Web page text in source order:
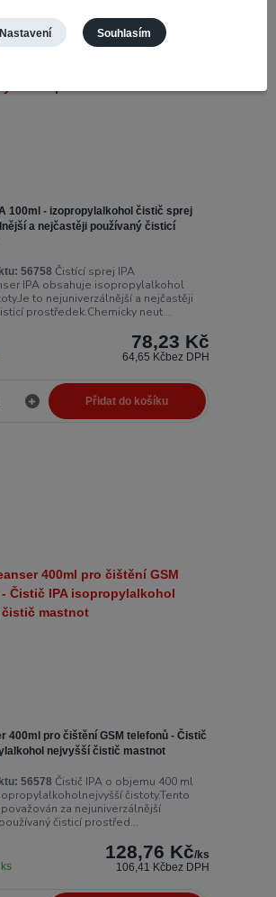
100ml - izopropylalkohol čistič sprej
a nejčastěji používaný čisticí
56758 Čistící sprej IPA
IPA obsahuje isopropylalkohol
to nejuniverzálnější a nejčastěji
prostředek.Chemicky neut...
78,23 Kč
64,65 Kčbez DPH
Přidat do košíku
400ml pro čištění GSM telefonů - Čistič
nejvyšší čistič mastnot
56578 Čistič IPA o objemu 400 ml
čistoty.Tento
za nejuniverzálnější
čisticí prostřed...
128,76 Kč/ks
106,41 Kčbez DPH
Nastavení Souhlasím